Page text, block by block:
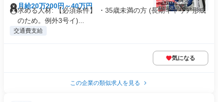
月給20万200円～40万円
求める人材: 【必須条件】 ・35歳未満の方 (長期キャリア形成
のため。例外3号イ)...
交通費支給
気になる
この企業の類似求人を見る